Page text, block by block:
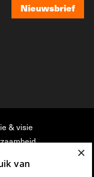
Nieuwsbrief
& visie
bij FFG
×
van